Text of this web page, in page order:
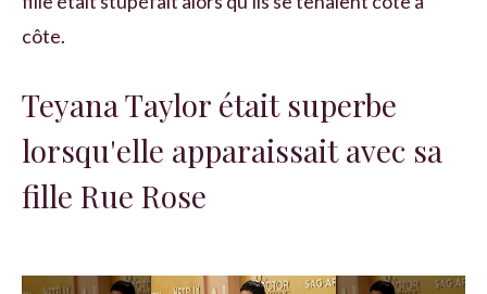
côte.
Teyana Taylor était superbe
lorsqu'elle apparaissait avec sa
fille Rue Rose